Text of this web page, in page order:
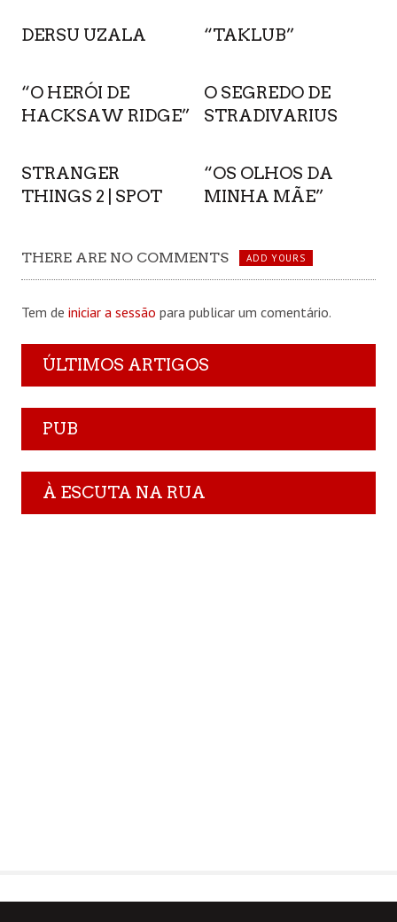
DERSU UZALA “TAKLUB”
“O HERÓI DE
HACKSAW RIDGE”
O SEGREDO DE
STRADIVARIUS
STRANGER
THINGS 2 | SPOT
“OS OLHOS DA
MINHA MÃE”
THERE ARE NO COMMENTS ADD YOURS
Tem de iniciar a sessão para publicar um comentário.
ÚLTIMOS ARTIGOS
PUB
À ESCUTA NA RUA